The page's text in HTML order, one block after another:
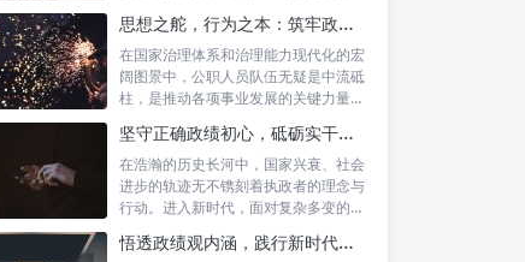
思想之舵，行为之本：筑牢政绩观根基，永葆公职人员本色
在国家治理体系和治理能力现代化的宏
阔图景中，公职人员队伍无疑是中流砥
柱，是推动各项事业发展的关键力量。
坚守正确政绩初心，砥砺实干担当精神：新时代高质量发展的核心引擎
在浩瀚的历史长河中，国家兴衰、社会
进步的轨迹无不镌刻着执政者的理念与
行动。进入新时代，面对复杂多变的国
悟透政绩观内涵，践行新时代使命：书写高质量发展的时代答卷